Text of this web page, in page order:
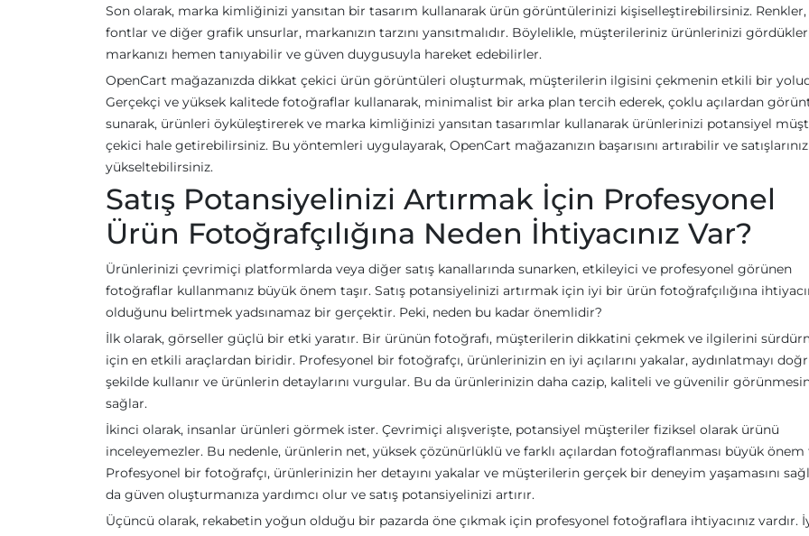
Son olarak, marka kimliğinizi yansıtan bir tasarım kullanarak ürün görüntülerinizi kişiselleştirebilirsiniz. Renkler,
fontlar ve diğer grafik unsurlar, markanızın tarzını yansıtmalıdır. Böylelikle, müşterileriniz ürünlerinizi
markanızı hemen tanıyabilir ve güven duygusuyla hareket edebilirler.
OpenCart mağazanızda dikkat çekici ürün görüntüleri oluşturmak, müşterilerin ilgisini çekmenin etkili bir
Gerçekçi ve yüksek kalitede fotoğraflar kullanarak, minimalist bir arka plan tercih ederek, çoklu açılardan
sunarak, ürünleri öyküleştirerek ve marka kimliğinizi yansıtan tasarımlar kullanarak ürünlerinizi potansiyel
çekici hale getirebilirsiniz. Bu yöntemleri uygulayarak, OpenCart mağazanızın başarısını artırabilir ve
yükseltebilirsiniz.
Satış Potansiyelinizi Artırmak İçin Profesyonel
Ürün Fotoğrafçılığına Neden İhtiyacınız Var?
Ürünlerinizi çevrimiçi platformlarda veya diğer satış kanallarında sunarken, etkileyici ve profesyonel görünen
fotoğraflar kullanmanız büyük önem taşır. Satış potansiyelinizi artırmak için iyi bir ürün fotoğrafçılığına
olduğunu belirtmek yadsınamaz bir gerçektir. Peki, neden bu kadar önemlidir?
İlk olarak, görseller güçlü bir etki yaratır. Bir ürünün fotoğrafı, müşterilerin dikkatini çekmek ve ilgilerini
için en etkili araçlardan biridir. Profesyonel bir fotoğrafçı, ürünlerinizin en iyi açılarını yakalar, aydınlatmayı
şekilde kullanır ve ürünlerin detaylarını vurgular. Bu da ürünlerinizin daha cazip, kaliteli ve güvenilir
sağlar.
İkinci olarak, insanlar ürünleri görmek ister. Çevrimiçi alışverişte, potansiyel müşteriler fiziksel olarak ürünü
inceleyemezler. Bu nedenle, ürünlerin net, yüksek çözünürlüklü ve farklı açılardan fotoğraflanması büyük önem
Profesyonel bir fotoğrafçı, ürünlerinizin her detayını yakalar ve müşterilerin gerçek bir deneyim yaşamasını
da güven oluşturmanıza yardımcı olur ve satış potansiyelinizi artırır.
Üçüncü olarak, rekabetin yoğun olduğu bir pazarda öne çıkmak için profesyonel fotoğraflara ihtiyacınız vardır.